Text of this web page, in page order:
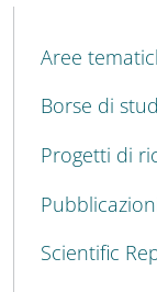
MENU CEV
Aree
Borse di
Progetti di
Scientific